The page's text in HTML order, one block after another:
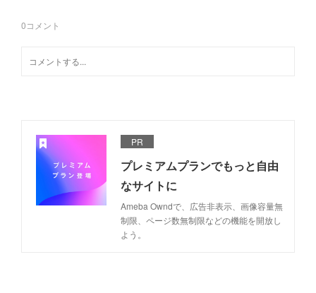
0コメント
PR
プレミアムプランでもっと自由
なサイトに
Ameba Owndで、広告非表示、画像容量無
制限、ページ数無制限などの機能を開放し
よう。